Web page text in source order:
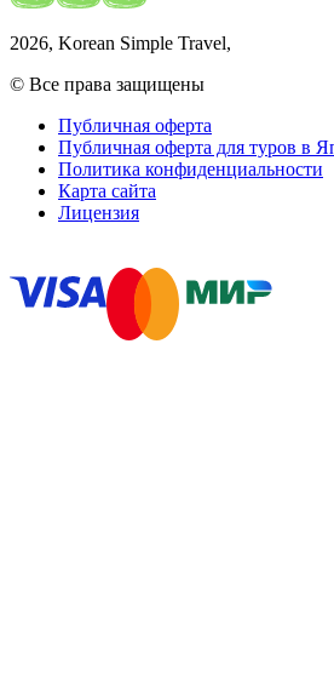
2026, Korean Simple Travel,
© Все права защищены
Публичная оферта
Публичная оферта для туров в
Политика конфиденциальности
Карта сайта
Лицензия